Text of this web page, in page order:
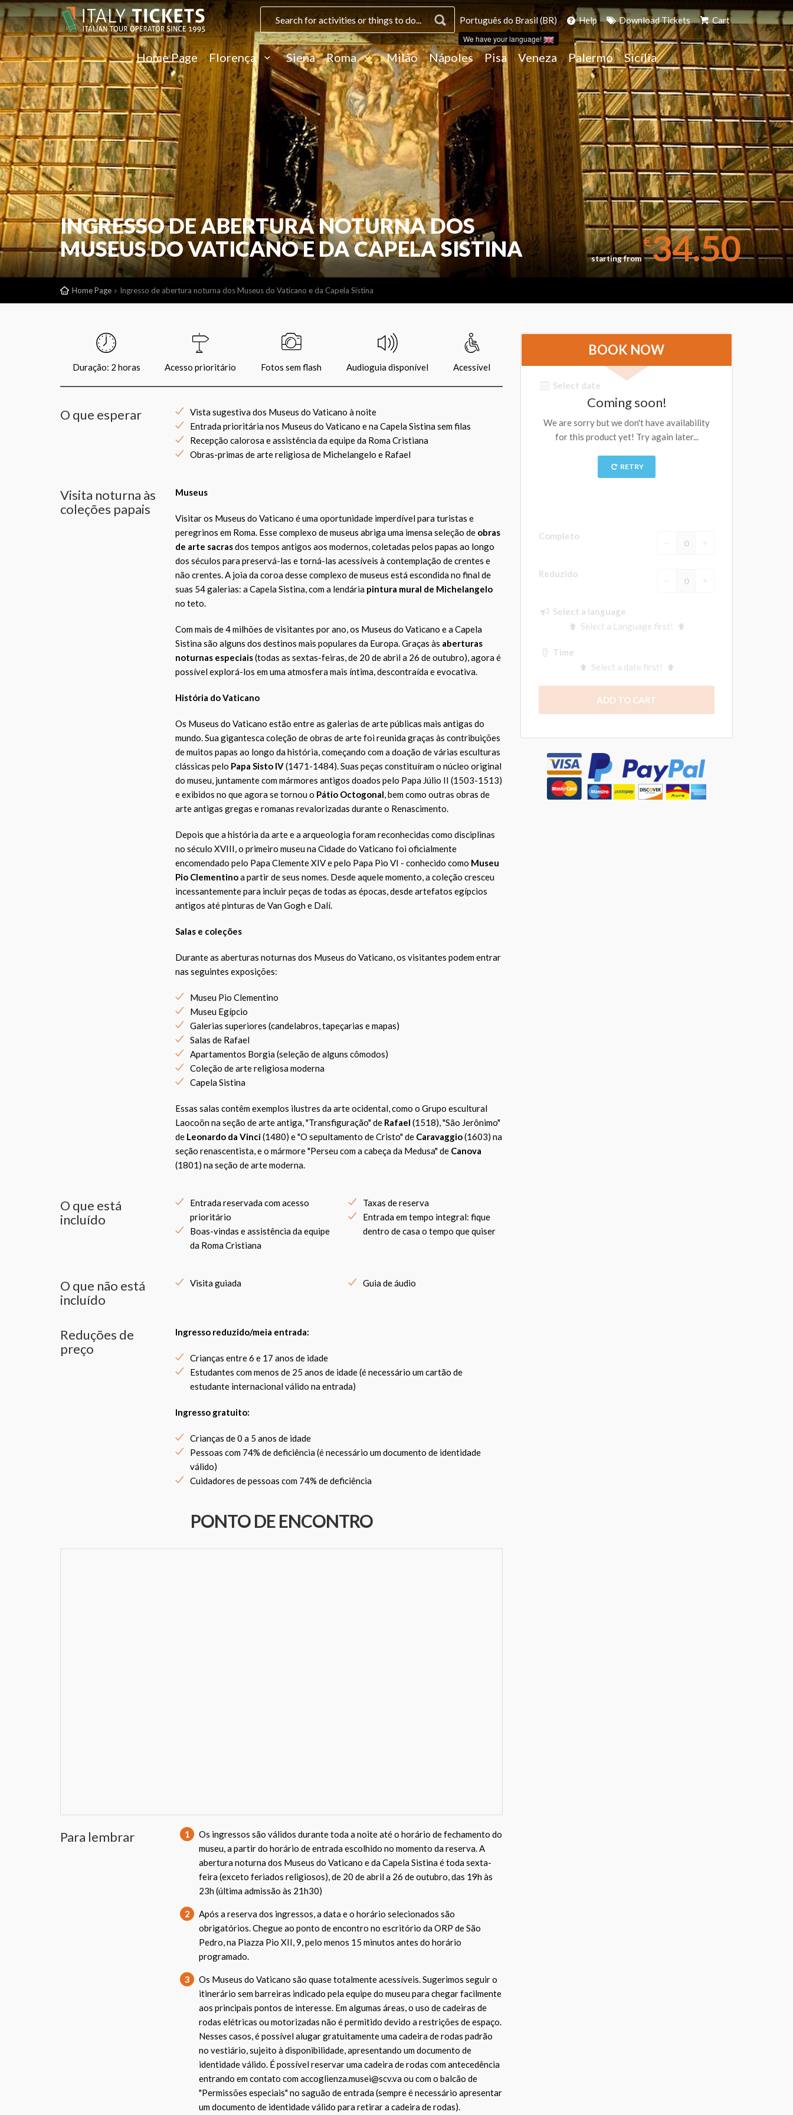
Português do Brasil (BR)
We have your language!
Help Download Tickets Cart
Home Page Florença Siena Roma Milão Nápoles Pisa Veneza Palermo Sicília
INGRESSO DE ABERTURA NOTURNA DOS
MUSEUS DO VATICANO E DA CAPELA SISTINA
starting from
€34.50
Home Page Ingresso de abertura noturna dos Museus do Vaticano e da Capela Sistina
Duração: 2 horas Acesso prioritário Fotos sem flash Audioguia disponível Acessível
O que esperar
Vista sugestiva dos Museus do Vaticano à noite
Entrada prioritária nos Museus do Vaticano e na Capela Sistina sem filas
Recepção calorosa e assistência da equipe da Roma Cristiana
Obras-primas de arte religiosa de Michelangelo e Rafael
Visita noturna às
coleções papais
Museus
Visitar os Museus do Vaticano é uma oportunidade imperdível para turistas e
peregrinos em Roma. Esse complexo de museus abriga uma imensa seleção de obras
de arte sacrasdos tempos antigos aos modernos, coletadas pelos papas ao longo
dos séculos para preservá-las e torná-las acessíveis à contemplação de crentes e
não crentes. A joia da coroa desse complexo de museus está escondida no final de
suas 54 galerias: a Capela Sistina, com a lendária pintura mural de Michelangelo
no teto.
Com mais de 4 milhões de visitantes por ano, os Museus do Vaticano e a Capela
Sistina são alguns dos destinos mais populares da Europa. Graças às aberturas
noturnas especiais(todas as sextas-feiras, de 20 de abril a 26 de outubro), agora é
possível explorá-los em uma atmosfera mais íntima, descontraída e evocativa.
História do Vaticano
Os Museus do Vaticano estão entre as galerias de arte públicas mais antigas do
mundo. Sua gigantesca coleção de obras de arte foi reunida graças às contribuições
de muitos papas ao longo da história, começando com a doação de várias esculturas
clássicas pelo Papa Sisto IV(1471-1484). Suas peças constituíram o núcleo original
do museu, juntamente com mármores antigos doados pelo Papa Júlio II (1503-1513)
e exibidos no que agora se tornou o Pátio Octogonal, bem como outras obras de
arte antigas gregas e romanas revalorizadas durante o Renascimento.
Depois que a história da arte e a arqueologia foram reconhecidas como disciplinas
no século XVIII, o primeiro museu na Cidade do Vaticano foi oficialmente
encomendado pelo Papa Clemente XIV e pelo Papa Pio VI - conhecido como Museu
Pio Clementinoa partir de seus nomes. Desde aquele momento, a coleção cresceu
incessantemente para incluir peças de todas as épocas, desde artefatos egípcios
antigos até pinturas de Van Gogh e Dalí.
Salas e coleções
Durante as aberturas noturnas dos Museus do Vaticano, os visitantes podem entrar
nas seguintes exposições:
Museu Pio Clementino
Museu Egípcio
Galerias superiores (candelabros, tapeçarias e mapas)
Salas de Rafael
Apartamentos Borgia (seleção de alguns cômodos)
Coleção de arte religiosa moderna
Capela Sistina
Essas salas contêm exemplos ilustres da arte ocidental, como o Grupo escultural
Laocoön na seção de arte antiga, "Transfiguração" de Rafael (1518), "São Jerônimo"
de Leonardo da Vinci(1480) e "O sepultamento de Cristo" de Caravaggio(1603) na
seção renascentista, e o mármore "Perseu com a cabeça da Medusa" de Canova
(1801) na seção de arte moderna.
O que está
incluído
Entrada reservada com acesso
prioritário
Boas-vindas e assistência da equipe
da Roma Cristiana
Taxas de reserva
Entrada em tempo integral: fique
dentro de casa o tempo que quiser
O que não está
incluído
Visita guiada Guia de áudio
Reduções de
preço
Ingresso reduzido/meia entrada:
Crianças entre 6 e 17 anos de idade
Estudantes com menos de 25 anos de idade (é necessário um cartão de
estudante internacional válido na entrada)
Ingresso gratuito:
Crianças de 0 a 5 anos de idade
Pessoas com 74% de deficiência (é necessário um documento de identidade
válido)
Cuidadores de pessoas com 74% de deficiência
PONTO DE ENCONTRO
Para lembrar 1
Os ingressos são válidos durante toda a noite até o horário de fechamento do
museu, a partir do horário de entrada escolhido no momento da reserva. A
abertura noturna dos Museus do Vaticano e da Capela Sistina é toda sexta-
feira (exceto feriados religiosos), de 20 de abril a 26 de outubro, das 19h às
23h (última admissão às 21h30)
2
Após a reserva dos ingressos, a data e o horário selecionados são
obrigatórios. Chegue ao ponto de encontro no escritório da ORP de São
Pedro, na Piazza Pio XII, 9, pelo menos 15 minutos antes do horário
programado.
3
Os Museus do Vaticano são quase totalmente acessíveis. Sugerimos seguir o
itinerário sem barreiras indicado pela equipe do museu para chegar facilmente
aos principais pontos de interesse. Em algumas áreas, o uso de cadeiras de
rodas elétricas ou motorizadas não é permitido devido a restrições de espaço.
Nesses casos, é possível alugar gratuitamente uma cadeira de rodas padrão
no vestiário, sujeito à disponibilidade, apresentando um documento de
identidade válido. É possível reservar uma cadeira de rodas com antecedência
entrando em contato com accoglienza.musei@scv.va ou com o balcão de
"Permissões especiais" no saguão de entrada (sempre é necessário apresentar
um documento de identidade válido para retirar a cadeira de rodas).
BOOK NOW
Select date
Completo
Reduzido
Select a language
Select a Language first!
Time
Select a date first!
ADD TO CART
Coming soon!
We are sorry but we don't have availability
for this product yet! Try again later...
RETRY